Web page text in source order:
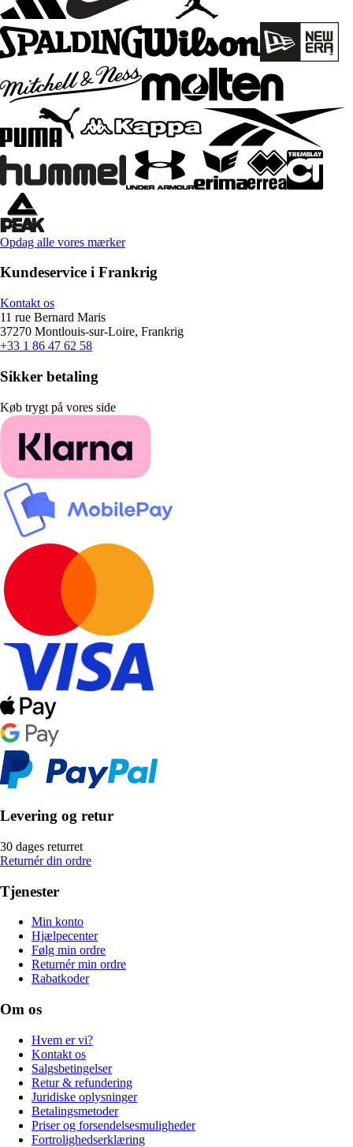
Opdag alle vores mærker
Kundeservice i Frankrig
Kontakt os
11 rue Bernard Maris
37270 Montlouis-sur-Loire, Frankrig
+33 1 86 47 62 58
Sikker betaling
Køb trygt på vores side
Levering og retur
30 dages returret
Returnér din ordre
Tjenester
Min konto
Hjælpecenter
Følg min ordre
Returnér min ordre
Rabatkoder
Om os
Hvem er vi?
Kontakt os
Salgsbetingelser
Retur & refundering
Juridiske oplysninger
Betalingsmetoder
Priser og forsendelsesmuligheder
Fortrolighedserklæring